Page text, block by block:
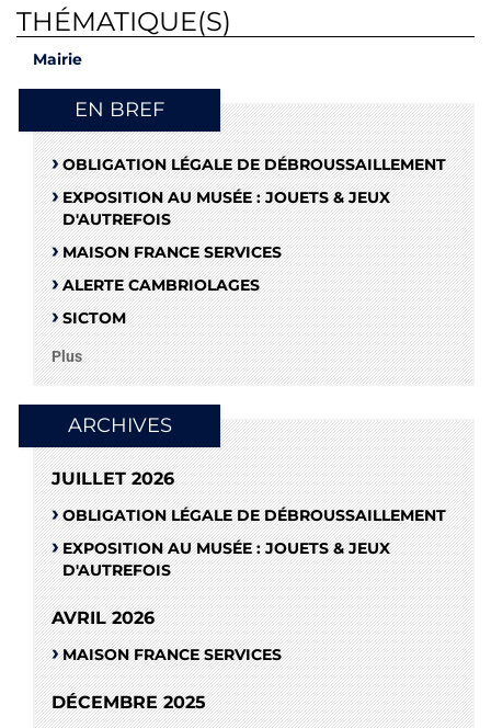
THÉMATIQUE(S)
Mairie
EN BREF
OBLIGATION LÉGALE DE DÉBROUSSAILLEMENT
EXPOSITION AU MUSÉE : JOUETS & JEUX
D'AUTREFOIS
MAISON FRANCE SERVICES
ALERTE CAMBRIOLAGES
SICTOM
Plus
ARCHIVES
JUILLET 2026
OBLIGATION LÉGALE DE DÉBROUSSAILLEMENT
EXPOSITION AU MUSÉE : JOUETS & JEUX
D'AUTREFOIS
AVRIL 2026
MAISON FRANCE SERVICES
DÉCEMBRE 2025